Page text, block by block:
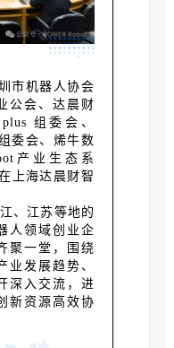
市机器人协会
公会、 达晨财
组委会、
委会、 烯牛数
产业生态系
上海达晨财智
、江苏等地的
人领域创业企
聚一堂，围绕
业发展趋势、
深入交流，进
新资源高效协